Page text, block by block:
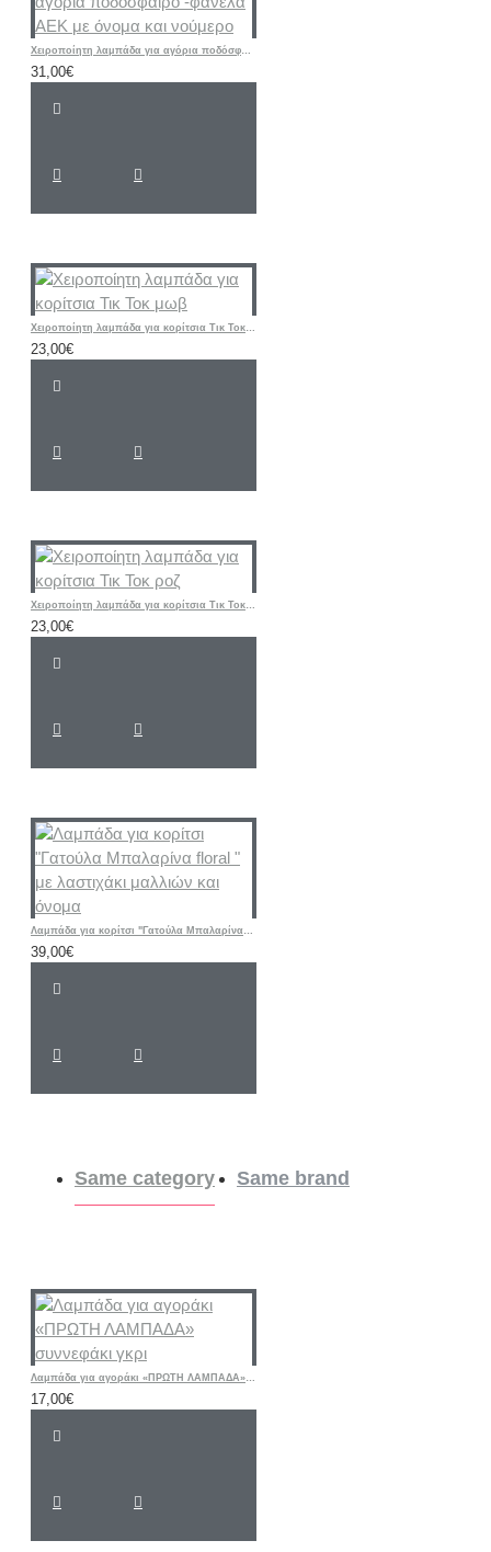
Χειροποίητη λαμπάδα για αγόρια ποδόσφαιρο -φανέλα ΑΕΚ με όνομα και νούμερο
31,00€
Χειροποίητη λαμπάδα για κορίτσια Τικ Τοκ μωβ
23,00€
Χειροποίητη λαμπάδα για κορίτσια Τικ Τοκ ροζ
23,00€
Λαμπάδα για κορίτσι "Γατούλα Μπαλαρίνα floral " με λαστιχάκι μαλλιών και όνομα
39,00€
Same category Same brand
Λαμπάδα για αγοράκι «ΠΡΩΤΗ ΛΑΜΠΑΔΑ» συννεφάκι γκρι
17,00€